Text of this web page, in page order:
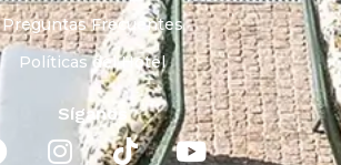
Preguntas Frecuentes
Políticas del Hotel
Síganos